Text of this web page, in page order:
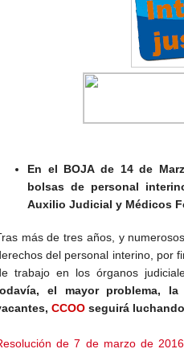
En el BOJA de 14 de
bolsas de personal
Auxilio Judicial y Médicos
más de tres años, y
del personal interino, por
trabajo en los órganos
el mayor problema,
CCOO seguirá
de 7 de marzo de